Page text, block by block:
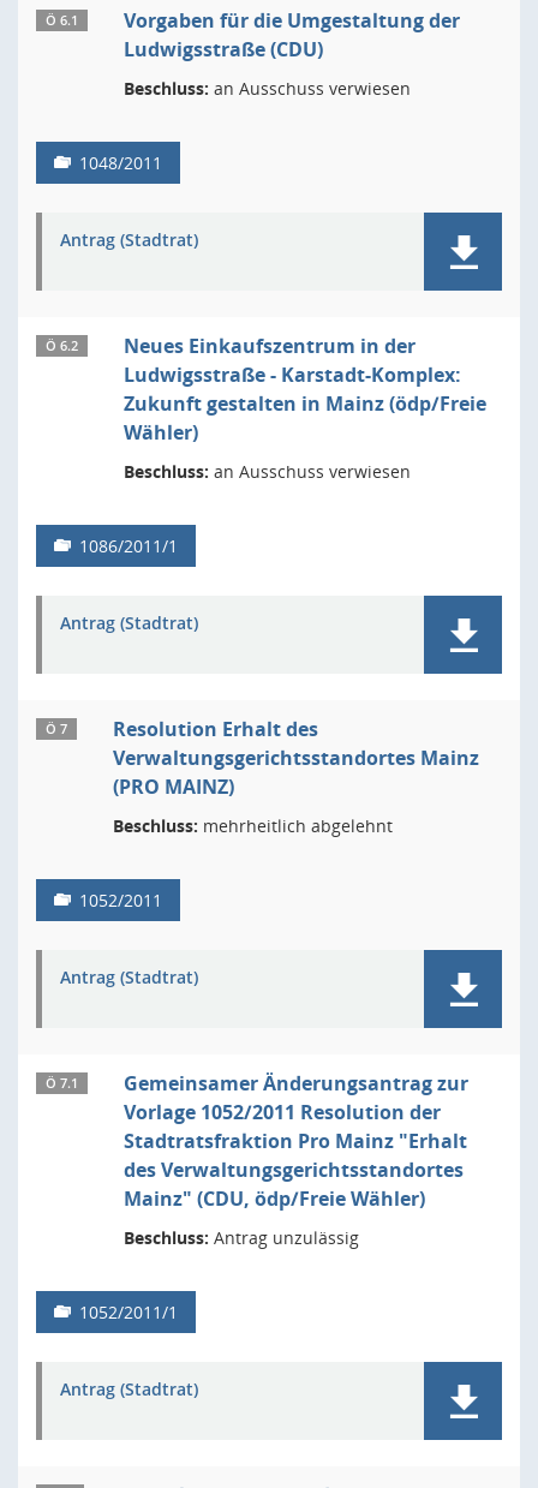
Ö 6.1
Vorgaben für die Umgestaltung der
Ludwigsstraße (CDU)
Beschluss: an Ausschuss verwiesen
1048/2011
Antrag (Stadtrat)
Ö 6.2
Neues Einkaufszentrum in der
Ludwigsstraße - Karstadt-Komplex:
Zukunft gestalten in Mainz (ödp/Freie
Wähler)
Beschluss: an Ausschuss verwiesen
1086/2011/1
Antrag (Stadtrat)
Ö 7
Resolution Erhalt des
Verwaltungsgerichtsstandortes Mainz
(PRO MAINZ)
Beschluss: mehrheitlich abgelehnt
1052/2011
Antrag (Stadtrat)
Ö 7.1
Gemeinsamer Änderungsantrag zur
Vorlage 1052/2011 Resolution der
Stadtratsfraktion Pro Mainz "Erhalt
des Verwaltungsgerichtsstandortes
Mainz" (CDU, ödp/Freie Wähler)
Beschluss: Antrag unzulässig
1052/2011/1
Antrag (Stadtrat)